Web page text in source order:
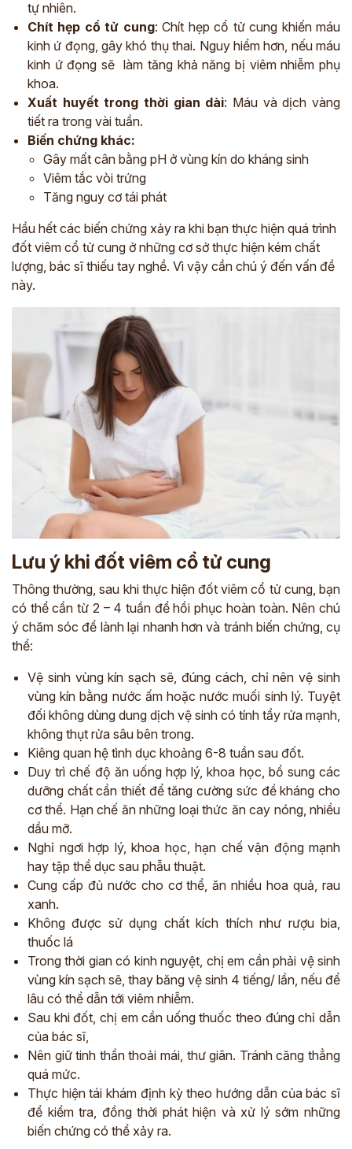
tự nhiên.
Chít hẹp cổ tử cung: Chít hẹp cổ tử cung khiến máu
kinh ứ đọng, gây khó thụ thai. Nguy hiểm hơn, nếu máu
kinh ứ đọng sẽ làm tăng khả năng bị viêm nhiễm phụ
khoa.
Xuất huyết trong thời gian dài: Máu và dịch vàng
tiết ra trong vài tuần.
Biến chứng khác:
Gây mất cân bằng pH ở vùng kín do kháng sinh
Viêm tắc vòi trứng
Tăng nguy cơ tái phát
Hầu hết các biến chứng xảy ra khi bạn thực hiện quá trình
đốt viêm cổ tử cung ở những cơ sở thực hiện kém chất
lượng, bác sĩ thiếu tay nghề. Vì vậy cần chú ý đến vấn đề
này.
Lưu ý khi đốt viêm cổ tử cung
Thông thường, sau khi thực hiện đốt viêm cổ tử cung, bạn
có thể cần từ 2 – 4 tuần để hồi phục hoàn toàn. Nên chú
ý chăm sóc để lành lại nhanh hơn và tránh biến chứng, cụ
thể:
Vệ sinh vùng kín sạch sẽ, đúng cách, chỉ nên vệ sinh
vùng kín bằng nước ấm hoặc nước muối sinh lý. Tuyệt
đối không dùng dung dịch vệ sinh có tính tẩy rửa mạnh,
không thụt rửa sâu bên trong.
Kiêng quan hệ tình dục khoảng 6-8 tuần sau đốt.
Duy trì chế độ ăn uống hợp lý, khoa học, bổ sung các
dưỡng chất cần thiết để tăng cường sức đề kháng cho
cơ thể. Hạn chế ăn những loại thức ăn cay nóng, nhiều
dầu mỡ.
Nghỉ ngơi hợp lý, khoa học, hạn chế vận động mạnh
hay tập thể dục sau phẫu thuật.
Cung cấp đủ nước cho cơ thể, ăn nhiều hoa quả, rau
xanh.
Không được sử dụng chất kích thích như rượu bia,
thuốc lá
Trong thời gian có kinh nguyệt, chị em cần phải vệ sinh
vùng kín sạch sẽ, thay băng vệ sinh 4 tiếng/ lần, nếu để
lâu có thể dẫn tới viêm nhiễm.
Sau khi đốt, chị em cần uống thuốc theo đúng chỉ dẫn
của bác sĩ,
Nên giữ tinh thần thoải mái, thư giãn. Tránh căng thẳng
quá mức.
Thực hiện tái khám định kỳ theo hướng dẫn của bác sĩ
để kiểm tra, đồng thời phát hiện và xử lý sớm những
biến chứng có thể xảy ra.
ĐĂNG KÝ TƯ VẤN
THĂM KHÁM
CÙNG CHUYÊN GIA Y HỌC CỔ TRUYỀN
*
ĐĂNG KÝ TƯ VẤN »
ĐĂNG KÝ ĐẾN KHÁM TRỰC TIẾP
Thông tin của bạn được bảo mật và chỉ sử dụng cho mục đích tư vấn.